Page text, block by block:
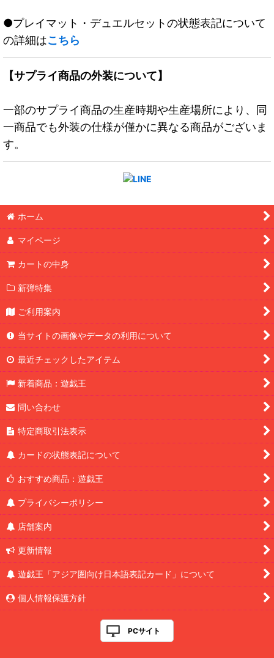
●プレイマット・デュエルセットの状態表記について
の詳細はこちら
【サプライ商品の外装について】
一部のサプライ商品の生産時期や生産場所により、同
一商品でも外装の仕様が僅かに異なる商品がございま
す。
ホーム
マイページ
カートの中身
新弾特集
ご利用案内
当サイトの画像やデータの利用について
最近チェックしたアイテム
新着商品：遊戯王
問い合わせ
特定商取引法表示
カードの状態表記について
おすすめ商品：遊戯王
プライバシーポリシー
店舗案内
更新情報
遊戯王「アジア圏向け日本語表記カード」について
個人情報保護方針
PCサイト